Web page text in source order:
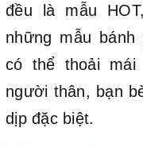
đều là mẫu
những mẫu
có thể thoải
người thân, bạn
dịp đặc biệt.